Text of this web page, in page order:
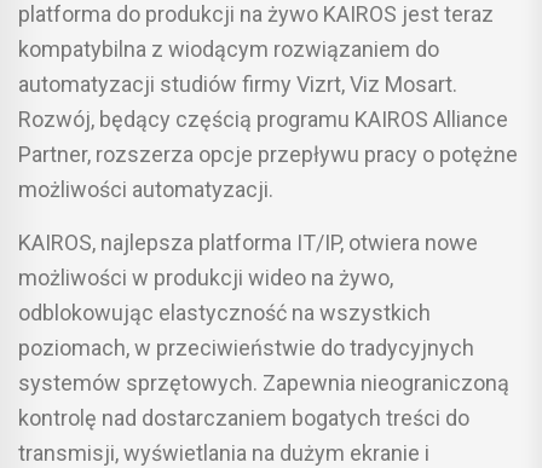
platforma do produkcji na żywo KAIROS jest teraz
kompatybilna z wiodącym rozwiązaniem do
automatyzacji studiów firmy Vizrt, Viz Mosart.
Rozwój, będący częścią programu KAIROS Alliance
Partner, rozszerza opcje przepływu pracy o potężne
możliwości automatyzacji.
KAIROS, najlepsza platforma IT/IP, otwiera nowe
możliwości w produkcji wideo na żywo,
odblokowując elastyczność na wszystkich
poziomach, w przeciwieństwie do tradycyjnych
systemów sprzętowych. Zapewnia nieograniczoną
kontrolę nad dostarczaniem bogatych treści do
transmisji, wyświetlania na dużym ekranie i